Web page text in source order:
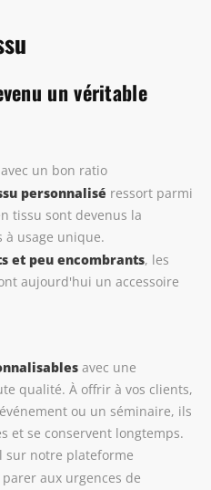
un véritable
un bon ratio
personnalisé ressort parmi
tissu sont devenus la
à usage unique.
et peu encombrants, les
aujourd'hui un accessoire
avec une
qualité. À offrir à vos clients,
ou un séminaire, ils
et se conservent longtemps.
sur notre plateforme
parer aux urgences de